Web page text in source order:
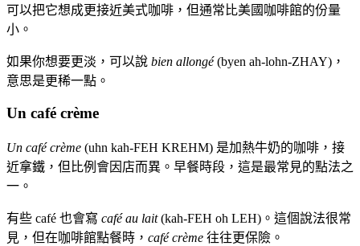
可以把它想成更接近美式咖啡，但通常比美國咖啡館的份量
小。
如果你想要更淡，可以說 bien allongé(byen ah-lohn-ZHAY)，
意思是更稀一點。
Un café crème
Un café crème (uhn kah-FEH KREHM) 是加熱牛奶的咖啡，接
近拿鐵，但比例會因店而異。早餐時段，這是最常見的點法之
一。
有些 café 也會寫 café au lait(kah-FEH oh LEH)。這個說法很常
見，但在咖啡館點餐時， café crème 往往更保險。